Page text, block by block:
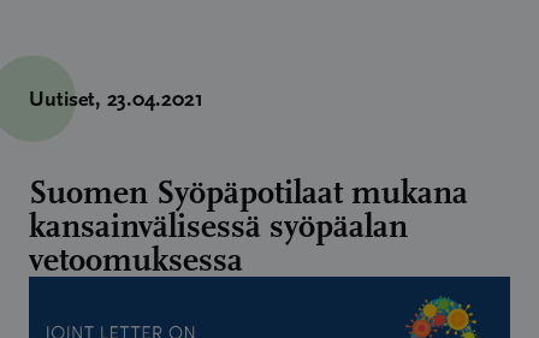
Uutiset, 23.04.2021
Suomen Syöpäpotilaat mukana
kansainvälisessä syöpäalan
vetoomuksessa